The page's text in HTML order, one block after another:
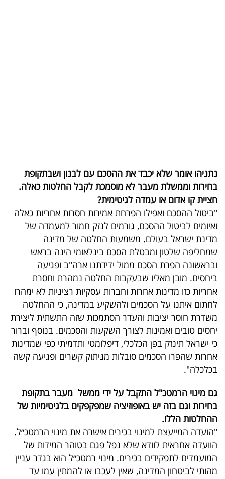
הכלכלי
פודקאסט
40
UNDER
40
שיתופי
פעולה
דרושים
ניוזלטרים
מייל
אדום
פרסמו
נתניהו אומר שלא יכבד את ההסכם עם לבנון ושבתקופת
בחירות וממשלת מעבר לא מוסמכת לקבל החלטות כאלה.
חציית קו אדום או עמדה לגיטימית?
"ביטול ההסכם ואפילו הפרחת אמירות חסרות אחריות כאלה
ואיומים לביטול ההסכם, גורמים לנזק חמור למעמדה של
מדינת ישראל בעולם. משמעות החלטה של מדינה
שמחליפה שלטון ומבטלת הסכם בינלאומי הינה בראש
ובראשונה הפרת הסכם ממול ידידתנו ארה"ב ופגיעה
ביחסים. מובן מאליו שבעקבות החלטה נמהרת וחסרת
אחריות כזו מדינות אחרות וחברות עסקיות רציניות לא ימהרו
לחתום איתנו על הסכמים ולהשקיע במדינה, כי ההחלטה
משדרת חוסר יציבות והעדר הסתמכות שזה התשתית ליצירת
יחסים טובים ואמינות לצורך השקעות והסכמים. בנוסף וברור
כי ישראל תינזק בפן הכלכלי, דיפלומטי ותדמיתי כפי שמדינות
אחרות שהפרו הסכמים סובלות מניתוק קשרים ופגיעה קשה
בכלכלה".
גם מינוי הרמטכ"ל התקבל על ידי ממשל מעבר בתקופת
בחירות וגם בזה יש באופוזיציה שמפקפקים בלגיטימיות של
ההחלטות הללו.
"הועדה המייעצת למינוי בכירים אישרה את מינוי הרמטכ״ל.
הוועדה אחראית לוודא שלא נפל פגם בטוהר המידות של
המועמדים לתפקידים בכירים. מינוי רמטכ״ל הוא בגדר עניין
מהותי לביטחון המדינה, שאין לעכבו או להמתין עמו עד